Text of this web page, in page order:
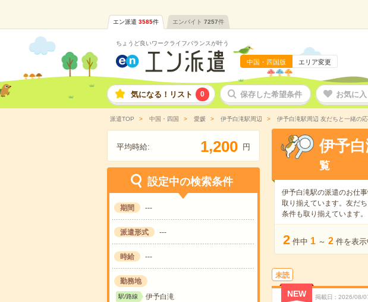
エン派遣 3585件 エンバイト 7257件
ちょうど良いワークライフバランスが叶う
中国・四国版 エリア変更
気になる！リスト 0 保存した希望条件 お気に
派遣TOP 中国・四国 愛媛 伊予白滝駅周辺 伊予白滝駅周辺 友だちと一緒の
平均時給: 1,200 円
設定中の検索条件
期間 ---
派遣形式 ---
時給 ---
勤務地
駅/路線 伊予白滝
伊予
覧
伊予白滝駅の派遣のお仕事
取り揃えています。友だ
条件も取り揃えています。
2 件中 1 ～ 2 件を表示
未読
NEW 掲載日 2026/08/